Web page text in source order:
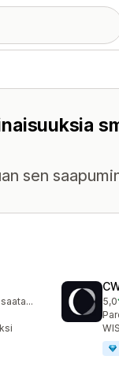
sen
Ilmainen sopimus saatavilla
5,0